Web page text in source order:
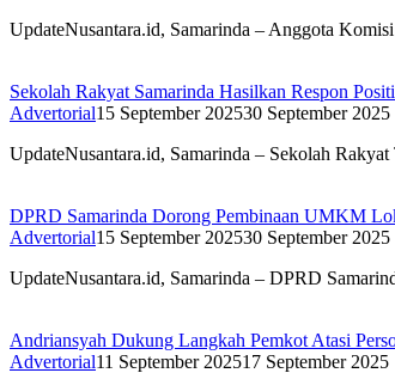
UpdateNusantara.id, Samarinda – Anggota
Sekolah Rakyat Samarinda Hasilkan Respon
Advertorial15 September 202530 September 2025
UpdateNusantara.id, Samarinda – Sekolah
DPRD Samarinda Dorong Pembinaan UMKM
Advertorial15 September 202530 September 2025
UpdateNusantara.id, Samarinda – DPRD
Andriansyah Dukung Langkah Pemkot Atasi
Advertorial11 September 202517 September 2025